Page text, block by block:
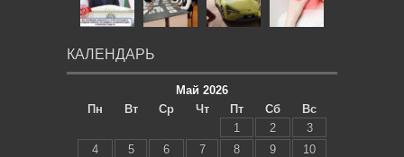
КАЛЕНДАРЬ
Май 2026
Пн
Вт Ср Чт Пт Сб
Вс
1
2
3
4
5 6 7 8 9
10